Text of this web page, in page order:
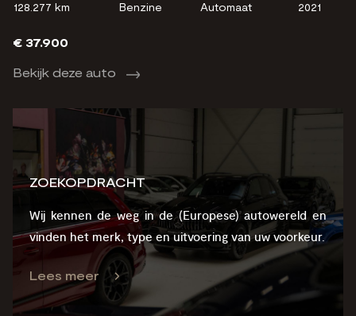
128.277 km Benzine Automaat 2021
€ 37.900
Bekijk deze auto
ZOEKOPDRACHT
Wij kennen de weg in de (Europese) autowereld en
vinden het merk, type en uitvoering van uw voorkeur.
Lees meer